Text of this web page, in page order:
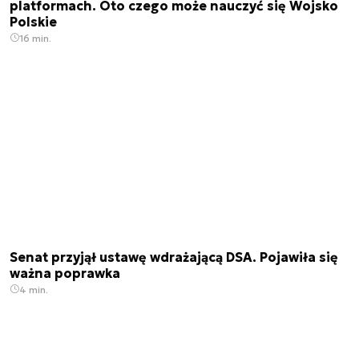
platformach. Oto czego może nauczyć się Wojsko
Polskie
16 min.
Senat przyjął ustawę wdrażającą DSA. Pojawiła się
ważna poprawka
4 min.